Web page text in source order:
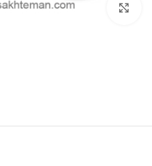
برای بزرگنمایی کلیک کنید